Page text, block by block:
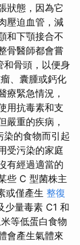
狀態，因為它
壓迫血管，減
和下顎接合不
骨醫師都會嘗
和骨頭，以便身
、囊腫或鈣化
療緊急情況，
用抗毒素和支
嚴重的疾病，
染的食物而引起
受污染的家庭
有經過適當的
些 C 型菌株主
或僅產生 整復
少量毒素 C1 和
等低蛋白食物
會產生氣體來